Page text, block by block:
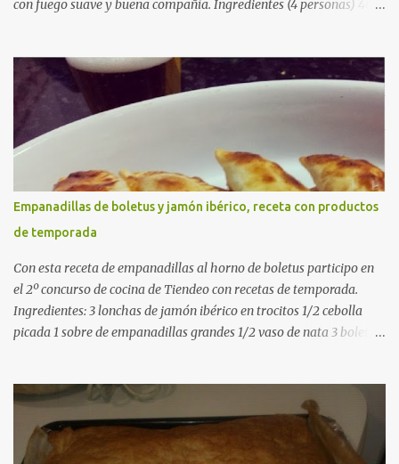
con fuego suave y buena compañía. Ingredientes (4 personas) 400
verdes planas 2 tomates maduros rallados 1,2 litros de caldo de
pollo (o agua) 1 cucharadita de hebras de azafrán 1 cucharadita de
pimentón dulce 2 dientes de ajo Aceite de oliva virgen extra Sal al
gusto (Opcional) una ramita de romero Elaboración 1. Prepara las
verduras Limpia las alcachofas, retira las hojas duras y córtalas en
cuartos. Trocea las judías verdes. Reserva en agua con limón para
que no se oxiden. 2. Sofríe las carnes En la paellera, añade un buen
chorro de aceite de oliva y dora bien el pollo y las costillas a fuego
medio-alto. Este paso es clave: cuanto más dorado, más sabor ten...
Empanadillas de boletus y jamón ibérico, receta con productos
de temporada
Con esta receta de empanadillas al horno de boletus participo en
el 2º concurso de cocina de Tiendeo con recetas de temporada.
Ingredientes: 3 lonchas de jamón ibérico en trocitos 1/2 cebolla
picada 1 sobre de empanadillas grandes 1/2 vaso de nata 3 boletus
virgen para untar la bandeja de horno Elaboración: Precalentar el
horno a 200ºC .Picamos la cebolla y la doramos en una sartén
grande con el aceite de oliva virgen extra a fuego medio. A
continuación agregamos la nata y los boletus en trocitos